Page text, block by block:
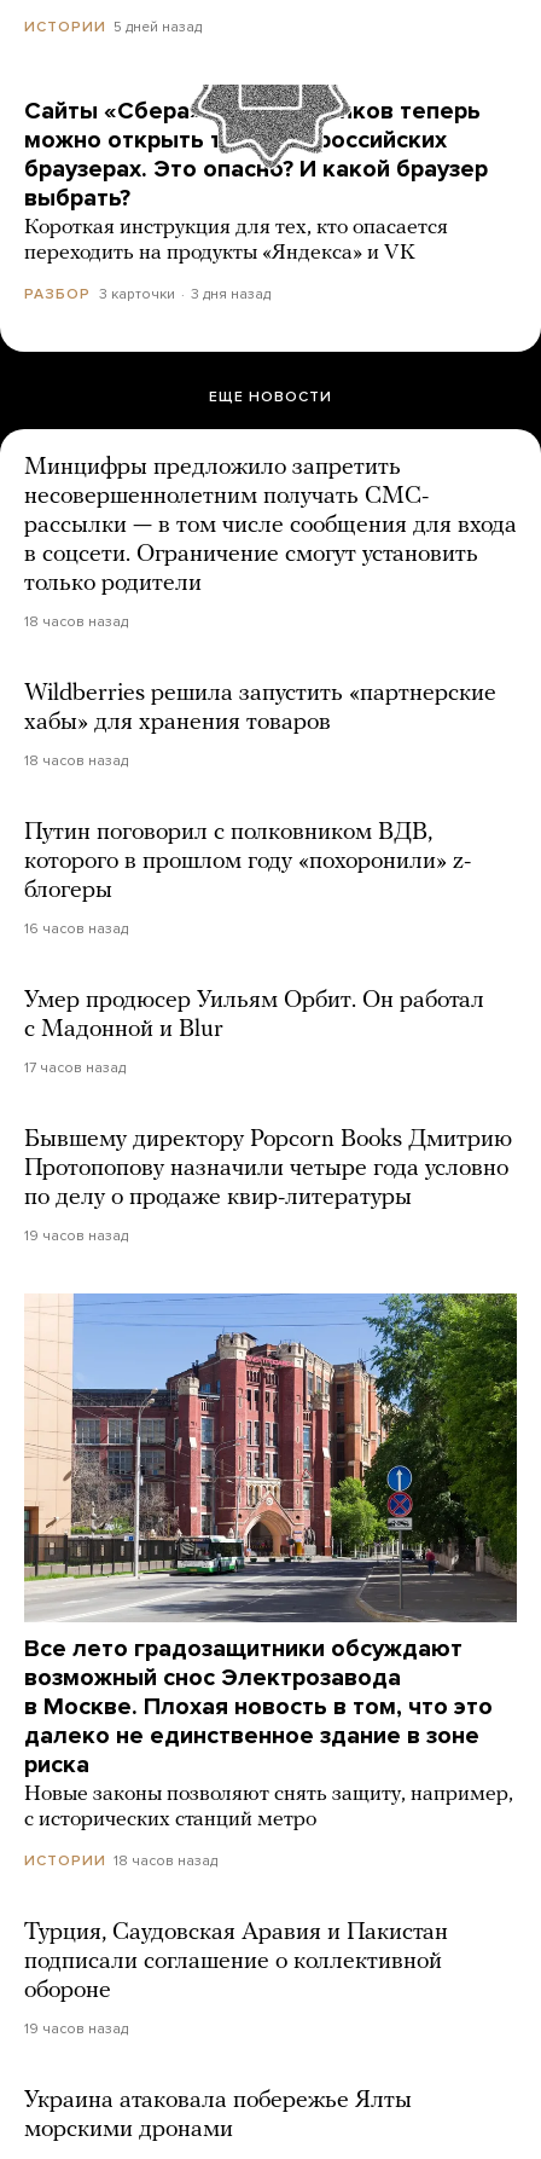
ИСТОРИИ 5 дней назад
Сайты «Сбера» и других банков теперь
можно открыть только в российских
браузерах. Это опасно? И какой браузер
выбрать?
Короткая инструкция для тех, кто опасается
переходить на продукты «Яндекса» и VK
РАЗБОР 3 карточки 3 дня назад
ЕЩЕ НОВОСТИ
Минцифры предложило запретить
несовершеннолетним получать СМС-
рассылки — в том числе сообщения для входа
в соцсети. Ограничение смогут установить
только родители
18 часов назад
Wildberries решила запустить «партнерские
хабы» для хранения товаров
18 часов назад
Путин поговорил с полковником ВДВ,
которого в прошлом году «похоронили» z-
блогеры
16 часов назад
Умер продюсер Уильям Орбит. Он работал
с Мадонной и Blur
17 часов назад
Бывшему директору Popcorn Books Дмитрию
Протопопову назначили четыре года условно
по делу о продаже квир-литературы
19 часов назад
Все лето градозащитники обсуждают
возможный снос Электрозавода
в Москве. Плохая новость в том, что это
далеко не единственное здание в зоне
риска
Новые законы позволяют снять защиту, например,
с исторических станций метро
ИСТОРИИ 18 часов назад
Турция, Саудовская Аравия и Пакистан
подписали соглашение о коллективной
обороне
19 часов назад
Украина атаковала побережье Ялты
морскими дронами